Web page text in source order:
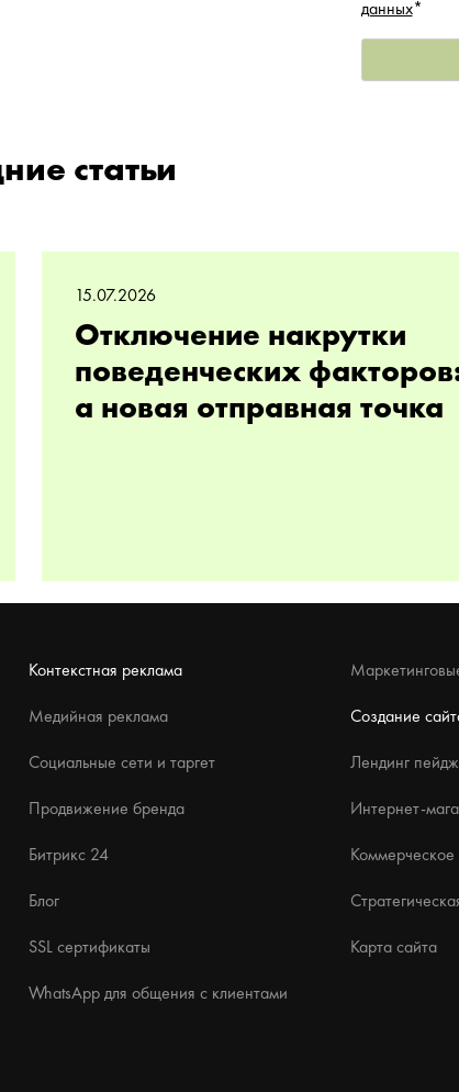
данных*
статьи
15.07.2026
Отключение накрутки
поведенческих
а новая отправная точка
Контекстная реклама
Медийная реклама
Социальные сети и таргет
Продвижение бренда
Создание
Лендинг пейдж
Интернет-
Битрикс 24
Блог
SSL сертификаты
WhatsApp для общения с клиентами
Коммерческое
Карта сайта